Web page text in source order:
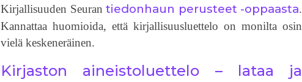
Kirjallisuuden Seurantiedonhaun perusteet -oppaasta.
Kannattaa huomioida, että kirjallisuusluettelo on monilta osin
vielä keskeneräinen.
Kirjaston aineistoluettelo – lataa ja